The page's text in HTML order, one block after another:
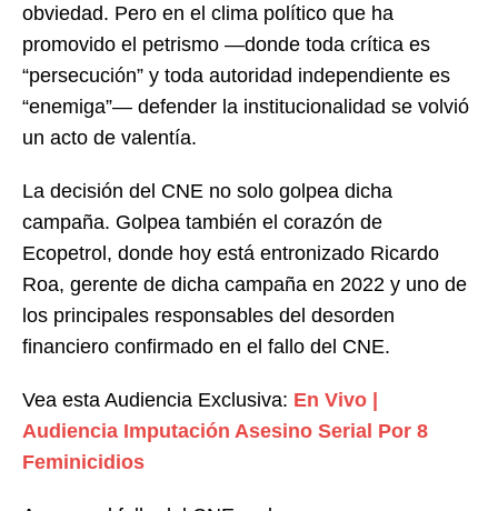
obviedad. Pero en el clima político que ha
promovido el petrismo —donde toda crítica es
“persecución” y toda autoridad independiente es
“enemiga”— defender la institucionalidad se volvió
un acto de valentía.
La decisión del CNE no solo golpea dicha
campaña. Golpea también el corazón de
Ecopetrol, donde hoy está entronizado Ricardo
Roa, gerente de dicha campaña en 2022 y uno de
los principales responsables del desorden
financiero confirmado en el fallo del CNE.
Vea esta Audiencia Exclusiva: En Vivo |
Audiencia Imputación Asesino Serial Por 8
Feminicidios